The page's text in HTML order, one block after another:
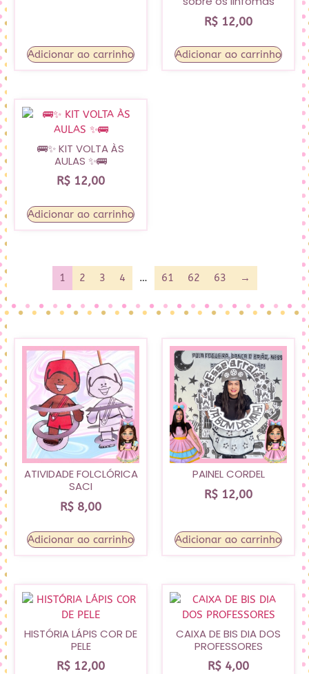
Adicionar ao carrinho
R$ 12,00
Adicionar ao carrinho
🚌✨ KIT VOLTA ÀS
AULAS ✨🚌
R$ 12,00
Adicionar ao carrinho
1 2 3 4 … 61 62 63 →
ATIVIDADE FOLCLÓRICA
SACI
R$ 8,00
Adicionar ao carrinho
PAINEL CORDEL
R$ 12,00
Adicionar ao carrinho
HISTÓRIA LÁPIS COR DE
PELE
R$ 12,00
CAIXA DE BIS DIA DOS
PROFESSORES
R$ 4,00